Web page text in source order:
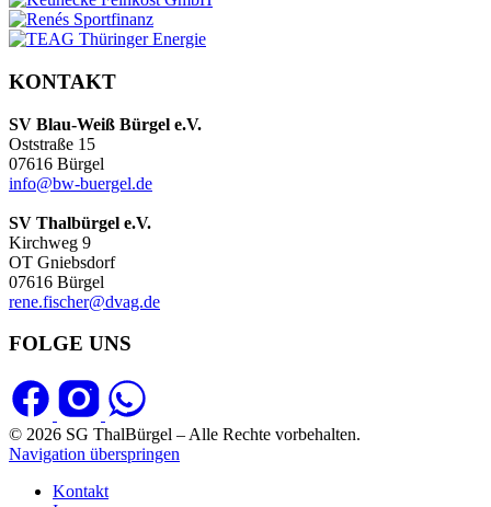
KONTAKT
SV Blau-Weiß Bürgel e.V.
Oststraße 15
07616 Bürgel
info@bw-buergel.de
SV Thalbürgel e.V.
Kirchweg 9
OT Gniebsdorf
07616 Bürgel
rene.fischer@dvag.de
FOLGE UNS
© 2026 SG ThalBürgel – Alle Rechte vorbehalten.
Navigation überspringen
Kontakt